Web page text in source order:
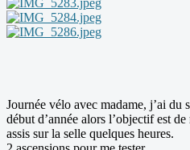
Journée vélo avec madame, j’ai
début d’année alors l’objectif est
assis sur la selle quelques heures.